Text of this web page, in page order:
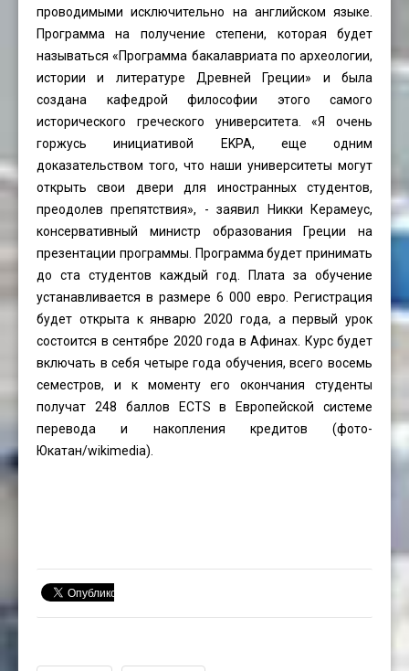
проводимыми исключительно на английском языке.
Программа на получение степени, которая будет
называться «Программа бакалавриата по археологии,
истории и литературе Древней Греции» и была
создана кафедрой философии этого самого
исторического греческого университета. «Я очень
горжусь инициативой EKPA, еще одним
доказательством того, что наши университеты могут
открыть свои двери для иностранных студентов,
преодолев препятствия», - заявил Никки Керамеус,
консервативный министр образования Греции на
презентации программы. Программа будет принимать
до ста студентов каждый год. Плата за обучение
устанавливается в размере 6 000 евро. Регистрация
будет открыта к январю 2020 года, а первый урок
состоится в сентябре 2020 года в Афинах. Курс будет
включать в себя четыре года обучения, всего восемь
семестров, и к моменту его окончания студенты
получат 248 баллов ECTS в Европейской системе
перевода и накопления кредитов (фото-
Юкатан/wikimedia).